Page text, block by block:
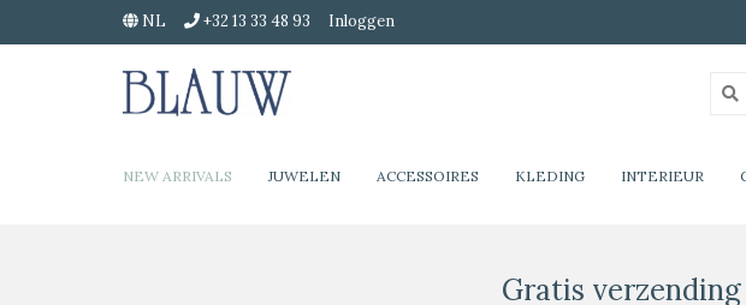
NL +32 13 33 48 93 Inloggen
NEW ARRIVALS JUWELEN ACCESSOIRES KLEDING INTERIEUR
Gratis